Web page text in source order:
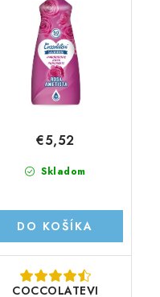
Skladom
€5,52
DO KOŠÍKA
COCCOLATEVI